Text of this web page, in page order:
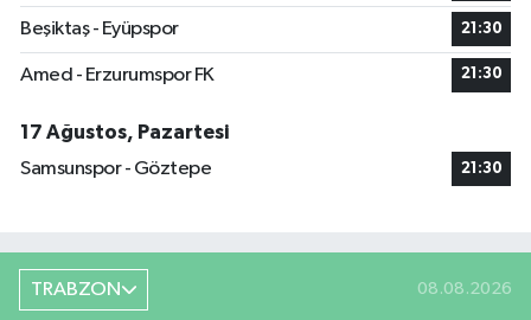
Beşiktaş - Eyüpspor 21:30
Amed - Erzurumspor FK 21:30
17 Ağustos, Pazartesi
Samsunspor - Göztepe
21:30
TRABZON 08.08.2026